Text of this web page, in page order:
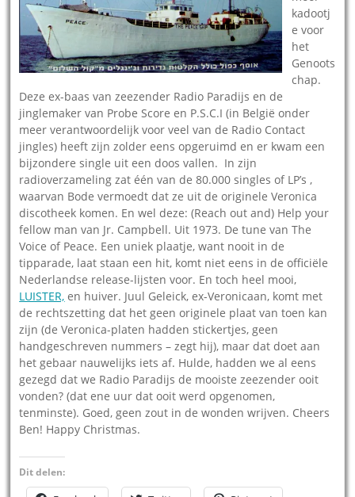
kadootj
e voor
het
Genoots
chap.
Deze ex-baas van zeezender Radio Paradijs en de
jinglemaker van Probe Score en P.S.C.I (in België onder
meer verantwoordelijk voor veel van de Radio Contact
jingles) heeft zijn zolder eens opgeruimd en er kwam een
bijzondere single uit een doos vallen. In zijn
radioverzameling zat één van de 80.000 singles of LP’s ,
waarvan Bode vermoedt dat ze uit de originele Veronica
discotheek komen. En wel deze: (Reach out and) Help your
fellow man van Jr. Campbell. Uit 1973. De tune van The
Voice of Peace. Een uniek plaatje, want nooit in de
tipparade, laat staan een hit, komt niet eens in de officiële
Nederlandse release-lijsten voor. En toch heel mooi,
LUISTER, en huiver. Juul Geleick, ex-Veronicaan, komt met
de rechtszetting dat het geen originele plaat van toen kan
zijn (de Veronica-platen hadden stickertjes, geen
handgeschreven nummers – zegt hij), maar dat doet aan
het gebaar nauwelijks iets af. Hulde, hadden we al eens
gezegd dat we Radio Paradijs de mooiste zeezender ooit
vonden? (dat ene uur dat ooit werd opgenomen,
tenminste). Goed, geen zout in de wonden wrijven. Cheers
Ben! Happy Christmas.
Dit delen: